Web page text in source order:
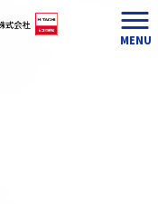
MENU